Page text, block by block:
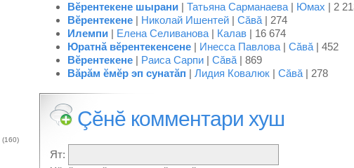
Вĕрентекене шырани | Татьяна Сарманаева | Юмах | 2
Вĕрентекене | Николай Ишентей | Сăвă | 274
Илемпи | Елена Селиванова | Калав | 16 674
Юратнă вĕрентекенсене | Инесса Павлова | Сăвă | 452
Вĕрентекене | Раиса Сарпи | Сăвă | 869
Вăрăм ĕмĕр эп сунатăп | Лидия Ковалюк | Сăвă | 278
Çĕнĕ комментари хуш
Ят:
(160)